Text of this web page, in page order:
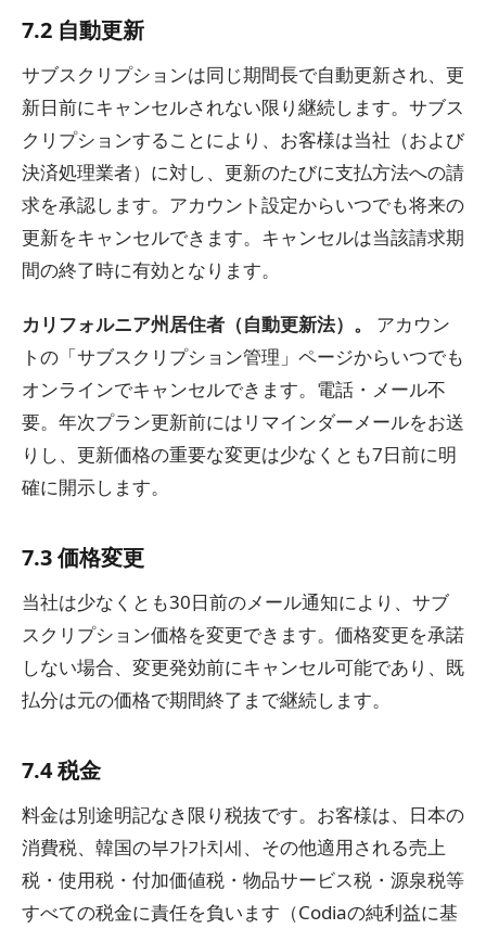
7.2 自動更新
サブスクリプションは同じ期間長で自動更新され、更
新日前にキャンセルされない限り継続します。サブス
クリプションすることにより、お客様は当社（および
決済処理業者）に対し、更新のたびに支払方法への請
求を承認します。アカウント設定からいつでも将来の
更新をキャンセルできます。キャンセルは当該請求期
間の終了時に有効となります。
カリフォルニア州居住者（自動更新法）。
アカウン
トの「サブスクリプション管理」ページからいつでも
オンラインでキャンセルできます。電話・メール不
要。年次プラン更新前にはリマインダーメールをお送
りし、更新価格の重要な変更は少なくとも7日前に明
確に開示します。
7.3 価格変更
当社は少なくとも30日前のメール通知により、サブ
スクリプション価格を変更できます。価格変更を承諾
しない場合、変更発効前にキャンセル可能であり、既
払分は元の価格で期間終了まで継続します。
7.4 税金
料金は別途明記なき限り税抜です。お客様は、日本の
消費税、韓国の부가가치세、その他適用される売上
税・使用税・付加価値税・物品サービス税・源泉税等
すべての税金に責任を負います（Codiaの純利益に基